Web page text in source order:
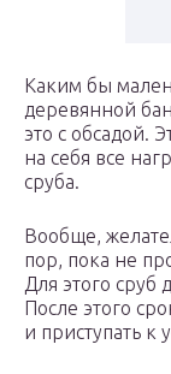
Каким бы
деревянной
это с обсадой.
на себя все
сруба.
Вообще,
пор, пока не
Для этого сруб
После этого
и приступать к